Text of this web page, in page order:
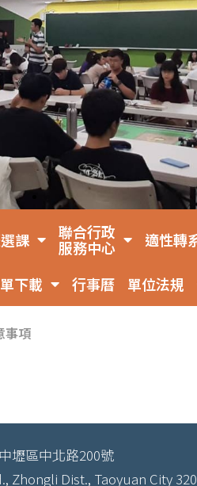
課 聯合行政
服務中心 適性轉
下載 行事曆 單位法規
事項
壢區中北路200號
Zhongli Dist., Taoyuan City